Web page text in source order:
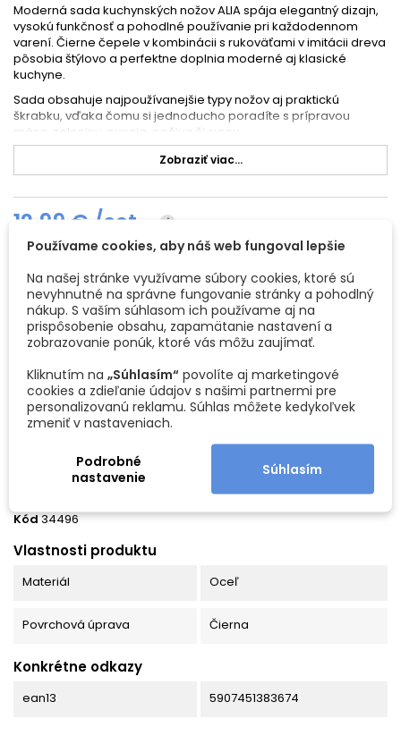
Moderná sada kuchynských nožov ALIA spája elegantný dizajn,
vysokú funkčnosť a pohodlné používanie pri každodennom
varení. Čierne čepele v kombinácii s rukoväťami v imitácii dreva
pôsobia štýlovo a perfektne doplnia moderné aj klasické
kuchyne.
Sada obsahuje najpoužívanejšie typy nožov aj praktickú
škrabku, vďaka čomu si jednoducho poradíte s prípravou
mäsa, zeleniny, ovocia, pečiva či syrov.
✅ Sada obsahuje 5 praktických nožov +
škrabku
V balení nájdete:
✔️ šéfkuchársky nôž
✔️ univerzálny nôž
✔️ nôž na pečivo
✔️ malý kuchynský nôž
✔️ nôž na šúpanie a presné krájanie
✔️ škrabku na zeleninu a ovocie
Sada je ideálna na:
krájanie mäsa,
krájanie pečiva,
filetovanie,
✅ Moderný prémiový vzhľad
Elegantné čierne čepele dodávajú sade luxusný a moderný
✔️ dobre padnú do ruky
✔️ zvyšujú komfort pri práci
✔️ pomáhajú lepšej kontrole pri krájaní
Zobraziť viac...
12,99 € /set i
Vložiť do košíka
Predpokladaný dátum doručenia-12. 8. 2026
DETAILY PRODUKTU
Kód34496
Vlastnosti produktu
Materiál Oceľ
Povrchová úprava Čierna
Konkrétne odkazy
ean13 5907451383674
Používame cookies, aby náš web fungoval lepšie
Na našej stránke využívame súbory cookies, ktoré sú
nevyhnutné na správne fungovanie stránky a pohodlný
nákup. S vaším súhlasom ich používame aj na
prispôsobenie obsahu, zapamätanie nastavení a
zobrazovanie ponúk, ktoré vás môžu zaujímať.
Kliknutím na „Súhlasím“ povolíte aj marketingové
cookies a zdieľanie údajov s našimi partnermi pre
personalizovanú reklamu. Súhlas môžete kedykoľvek
zmeniť v nastaveniach.
Podrobné
nastavenie
Súhlasím